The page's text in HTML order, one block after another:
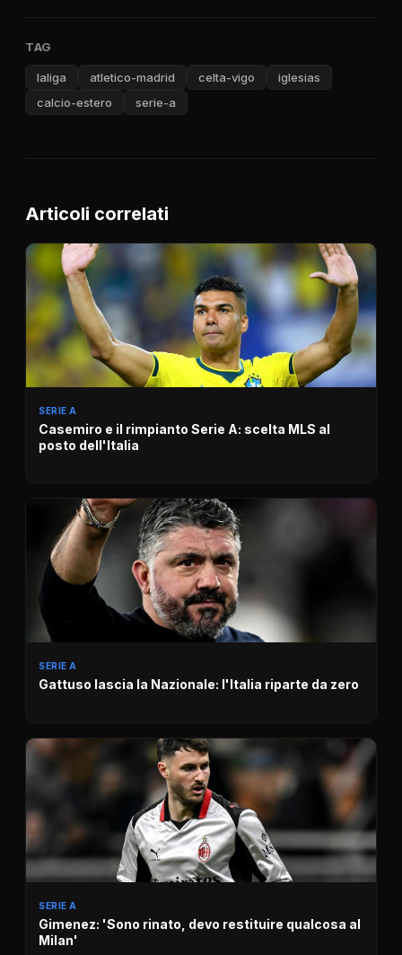
TAG
laliga atletico-madrid celta-vigo
iglesias
calcio-estero
serie-a
Articoli correlati
SERIE A
Casemiro e il rimpianto Serie A: scelta MLS al
posto dell'Italia
SERIE A
Gattuso lascia la Nazionale: l'Italia riparte da zero
SERIE A
Gimenez: 'Sono rinato, devo restituire qualcosa al
Milan'